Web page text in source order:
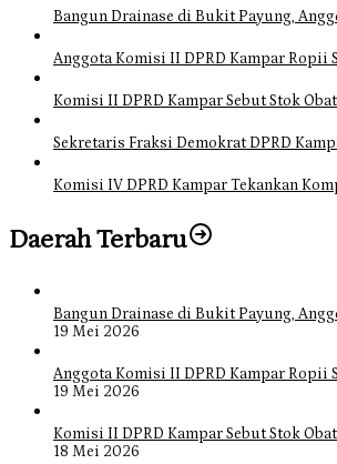
Bangun Drainase di Bukit Payung,
Anggota Komisi II DPRD Kampar Ropii
Komisi II DPRD Kampar Sebut Stok
Sekretaris Fraksi Demokrat DPRD
Komisi IV DPRD Kampar Tekankan
Daerah Terbaru
Bangun Drainase di Bukit Payung,
19 Mei 2026
Anggota Komisi II DPRD Kampar Ropii
19 Mei 2026
Komisi II DPRD Kampar Sebut Stok
18 Mei 2026